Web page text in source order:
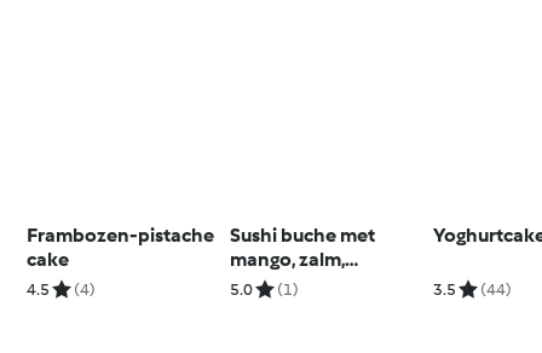
Frambozen-pistache
cake
4.5 (4)
Sushi buche met
mango, zalm,
avocado en
5.0 (1) 3.5 (44)